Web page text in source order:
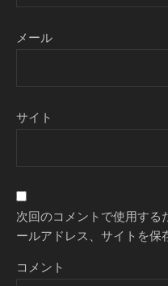
メール
サイト
次回のコメントで使用する
ールアドレス、サイトを保
コメント